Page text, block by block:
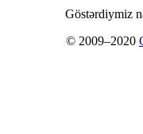
Göstərdiymiz
© 2009–2020